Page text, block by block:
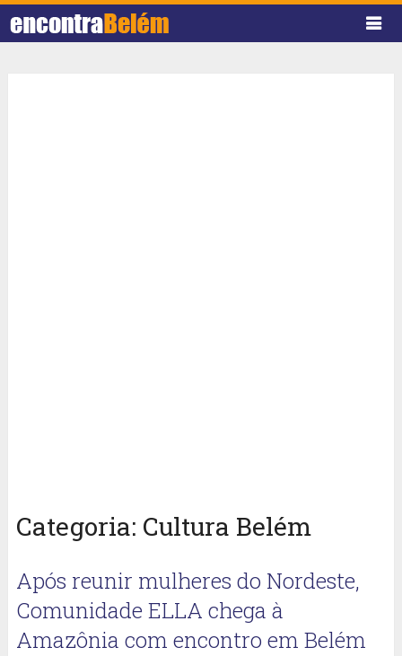
Categoria: Cultura Belém
Após reunir mulheres do Nordeste,
Comunidade ELLA chega à
Amazônia com encontro em Belém